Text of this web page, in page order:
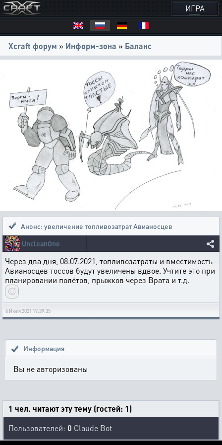
ИГРА
Xcraft форум » Информ-зона » Баланс
Анонс: увеличение топливозатрат Авианосцев
UncleanOne
Через два дня, 08.07.2021, топливозатраты и вместимость
Авианосцев тоссов будут увеличены вдвое. Учтите это при
планировании полётов, прыжков через Врата и т.д.
6 Июля 2021 19:39:35
Информация
Вы не авторизованы
1 чел. читают эту тему (гостей: 1)
Пользователей: 0 Claude Bot